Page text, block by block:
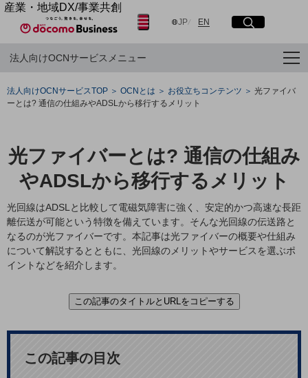
産業・地域DX/事業共創
OPEN HUB for Plural Futures
「社会可能性」を探究・実装する事業共創エコシステムです。
イベント/ウェビナー
記事コンテンツ
プレイヤー(カタリスト/パートナー企業)
産業・地域DXプラットフォーマーとして
企業と地域が持続成長する社会を目指します
Smart City
Smart Education
Smart Healthcare
Smart Industry
Smart Mobility
Smart Worksite
生成AI(Generative AI)
地域社会を支える皆さまと地域課題の解決や
JP日本語
ENEnglish
サイト内検索
メニュー
フリーワードでNTTドコモビジネスの
取り組みを検索
法人向けOCNサービスメニュー
法人向けOCNサービスTOP OCNとは お役立ちコンテンツ
光ファイバ
ーとは? 通信の仕組みやADSLから移行するメリット
光ファイバーとは? 通信の仕組み
やADSLから移行するメリット
光回線はADSLと比較して電磁気障害に強く、安定的かつ高速な長距
離伝送が可能という特徴を備えています。そんな光回線の伝送路と
なるのが光ファイバーです。本記事は光ファイバーの概要や仕組み
について解説するとともに、光回線のメリットやサービスを選ぶポ
イントなどを紹介します。
この記事のタイトルとURLをコピーする
この記事の目次